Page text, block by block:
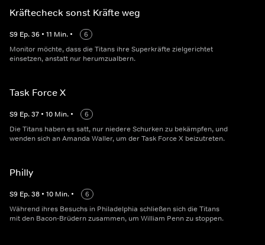
Kräftecheck sonst Kräfte weg
S9 Ep.36 • 11 Min. •
6
Monitor möchte, dass die Titans ihre Superkräfte zielgerichtet
einsetzen, anstatt nur herumzualbern.
Task Force X
S9 Ep.37 • 10 Min. •
6
Die Titans haben es satt, nur niedere Schurken zu bekämpfen, und
wenden sich an Amanda Waller, um der Task Force X beizutreten.
Philly
S9 Ep.38 • 10 Min. •
6
Während ihres Besuchs in Philadelphia schließen sich die Titans
mit den Bacon-Brüdern zusammen, um William Penn zu stoppen.